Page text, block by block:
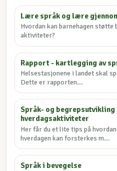
Lære språk og lære
Hvordan kan barnehagen
aktiviteter?
Rapport - kartlegging av
Helsestasjonene i landet skal
Dette er rapporten...
Språk- og begrepsutvikling
hverdagsaktiviteter
Her får du et lite tips på
hverdagen kan forsterkes m...
Språk i bevegelse